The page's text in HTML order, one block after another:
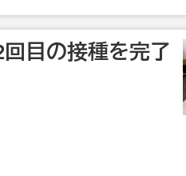
目の接種を完了